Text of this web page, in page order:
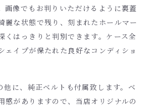
画像でもお判りいただけるように裏蓋
麗な状態で残り、刻まれたホールマー
くはっきりと判別できます。ケース全
ェイプが保たれた良好なコンディショ
他に、純正ベルトも付属致します。ベ
感がありますので、当店オリジナルの